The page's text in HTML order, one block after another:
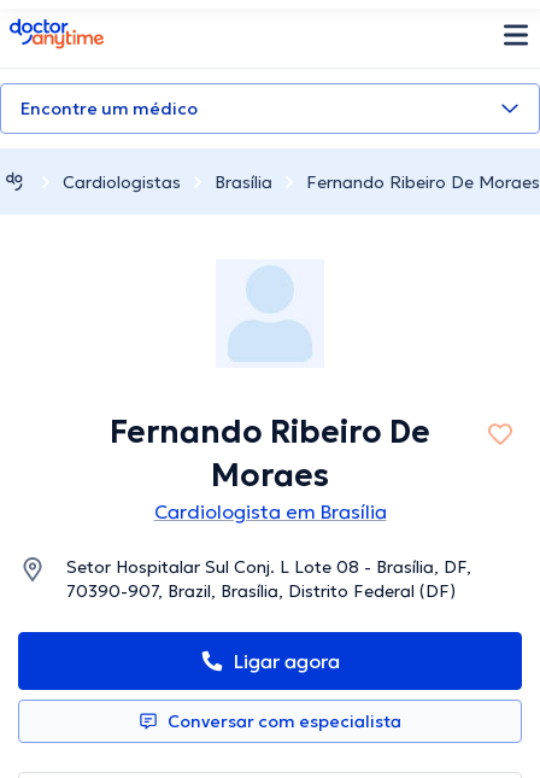
doctoranytime
Encontre um médico
Cardiologistas Brasília Fernando Ribeiro De Moraes
Fernando Ribeiro De
Moraes
Cardiologista em Brasília
Setor Hospitalar Sul Conj. L Lote 08 - Brasília, DF,
70390-907, Brazil, Brasília, Distrito Federal (DF)
Ligar agora
Conversar com especialista